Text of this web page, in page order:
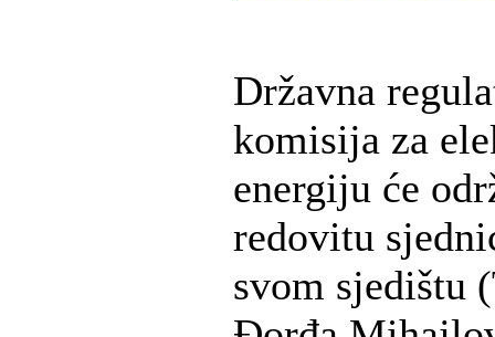
Državna
komisija za
energiju će
redovitu
svom sjedištu